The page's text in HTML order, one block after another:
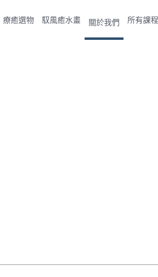
療癒選物 馭風癒水畫 關於我們 所有課程